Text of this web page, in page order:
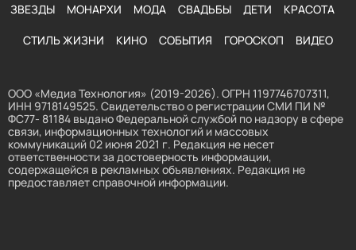
ЗВЕЗДЫ МОНАРХИ МОДА СВАДЬБЫ ДЕТИ КРАСОТА
СТИЛЬ ЖИЗНИ КИНО СОБЫТИЯ ГОРОСКОП ВИДЕО
ООО «Медиа Технология» (2019-2026). ОГРН 1197746707311,
ИНН 9718149525. Свидетельство о регистрации СМИ ПИ №
ФС77- 81184 выдано Федеральной службой по надзору в сфере
связи, информационных технологий и массовых
коммуникаций 02 июня 2021 г. Редакция не несет
ответственности за достоверность информации,
содержащейся в рекламных объявлениях. Редакция не
предоставляет справочной информации.